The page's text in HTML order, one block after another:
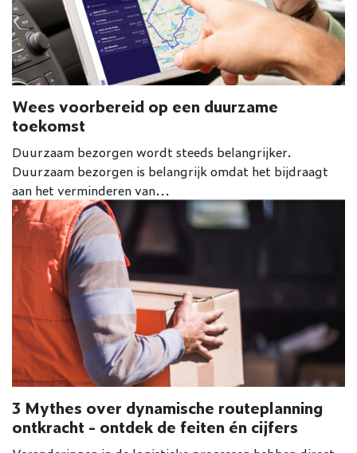
Wees voorbereid op een duurzame
toekomst
Duurzaam bezorgen wordt steeds belangrijker.
Duurzaam bezorgen is belangrijk omdat het bijdraagt
aan het verminderen van...
3 Mythes over dynamische routeplanning
ontkracht - ontdek de feiten én cijfers